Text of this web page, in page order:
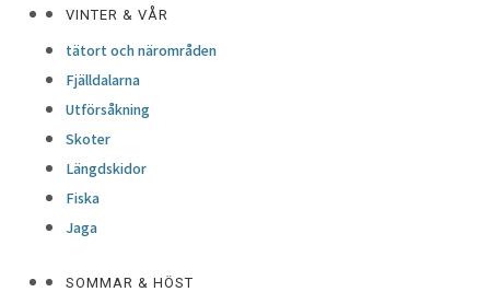
VINTER & VÅR
tätort och närområden
Fjälldalarna
Utförsåkning
Skoter
Längdskidor
Fiska
Jaga
SOMMAR & HÖST